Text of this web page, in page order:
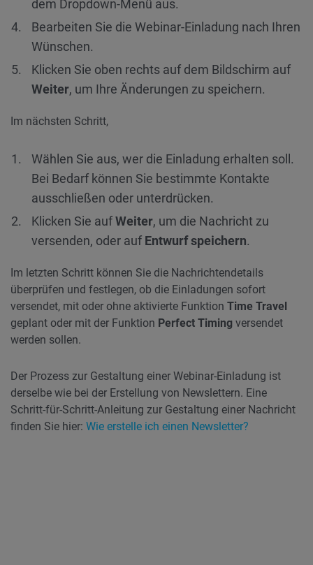
dem Dropdown-Menü aus.
Bearbeiten Sie die Webinar-Einladung nach Ihren
Wünschen.
Klicken Sie oben rechts auf dem Bildschirm auf
Weiter, um Ihre Änderungen zu speichern.
Im nächsten Schritt,
Wählen Sie aus, wer die Einladung erhalten soll.
Bei Bedarf können Sie bestimmte Kontakte
ausschließen oder unterdrücken.
Klicken Sie aufWeiter, um die Nachricht zu
versenden, oder auf Entwurf speichern.
Im letzten Schritt können Sie die Nachrichtendetails
überprüfen und festlegen, ob die Einladungen sofort
versendet, mit oder ohne aktivierte Funktion Time Travel
geplant oder mit der Funktion Perfect Timing versendet
werden sollen.
Der Prozess zur Gestaltung einer Webinar-Einladung ist
derselbe wie bei der Erstellung von Newslettern. Eine
Schritt-für-Schritt-Anleitung zur Gestaltung einer Nachricht
finden Sie hier: Wie erstelle ich einen Newsletter?